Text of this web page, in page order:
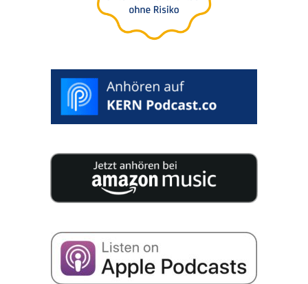
25 especia­lis­tas publi­cam 200 páginas reple­tas de
Concordo com o armaze­na­men­to dos meus
dados para receber e-mails sobre suces­são